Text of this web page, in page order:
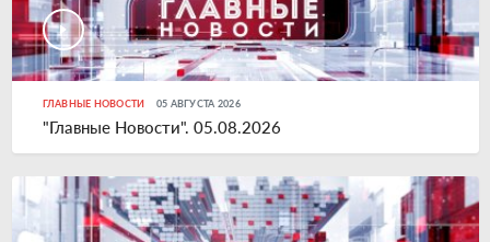
ГЛАВНЫЕ НОВОСТИ 05 АВГУСТА 2026
"Главные Новости". 05.08.2026